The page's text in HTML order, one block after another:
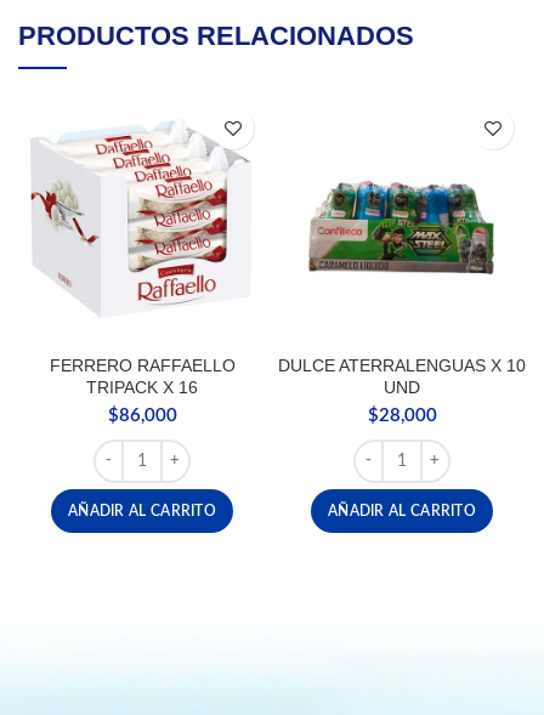
PRODUCTOS RELACIONADOS
FERRERO RAFFAELLO
TRIPACK X 16
$86,000
FERRERO RAFFAELLO TRIPACK X 16 cantidad
AÑADIR AL CARRITO
DULCE ATERRALENGUAS X 10
UND
$28,000
DULCE
AÑADIR AL CARRITO